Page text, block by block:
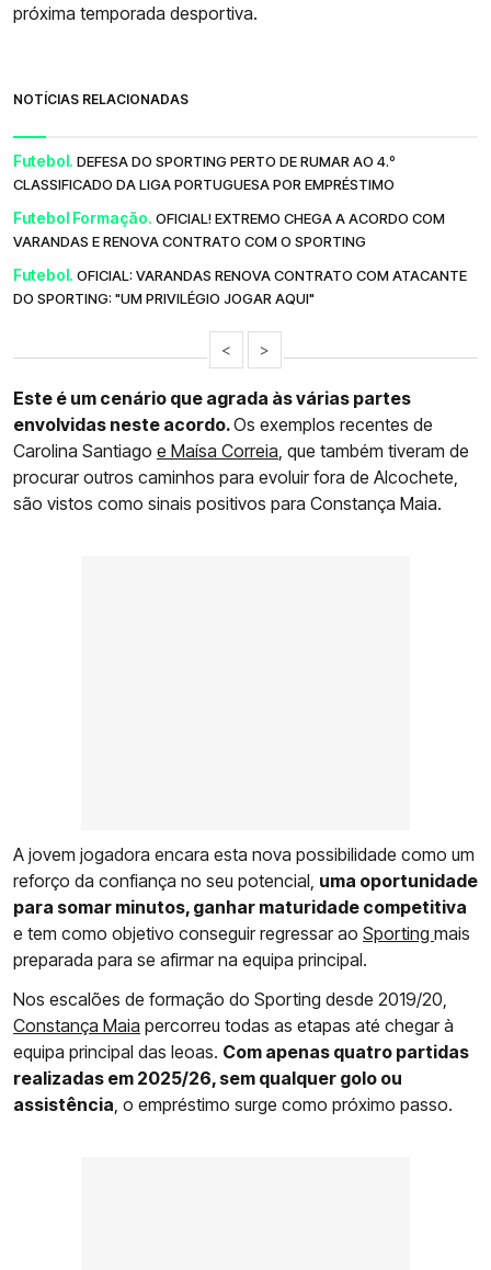
próxima temporada desportiva.
NOTÍCIAS RELACIONADAS
Futebol. DEFESA DO SPORTING PERTO DE RUMAR AO 4.º
CLASSIFICADO DA LIGA PORTUGUESA POR EMPRÉSTIMO
Futebol Formação. OFICIAL! EXTREMO CHEGA A ACORDO COM
VARANDAS E RENOVA CONTRATO COM O SPORTING
Futebol. OFICIAL: VARANDAS RENOVA CONTRATO COM ATACANTE
DO SPORTING: "UM PRIVILÉGIO JOGAR AQUI"
< >
Este é um cenário que agrada às várias partes
envolvidas neste acordo.Os exemplos recentes de
Carolina Santiago e Maísa Correia , que também tiveram de
procurar outros caminhos para evoluir fora de Alcochete,
são vistos como sinais positivos para Constança Maia.
A jovem jogadora encara esta nova possibilidade como um
reforço da confiança no seu potencial, uma oportunidade
para somar minutos, ganhar maturidade competitiva
e tem como objetivo conseguir regressar ao Sporting mais
preparada para se afirmar na equipa principal.
Nos escalões de formação do Sporting desde 2019/20,
Constança Maia percorreu todas as etapas até chegar à
equipa principal das leoas. Com apenas quatro partidas
realizadas em 2025/26, sem qualquer golo ou
assistência , o empréstimo surge como próximo passo.